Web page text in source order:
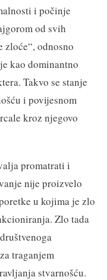
i počinje
od svih
zloće“, odnosno
kao dominantno
Takvo se stanje
i povijesnom
kroz njegovo
promatrati i
nije proizvelo
u kojima je zlo
Zlo tada
traganjem
stvarnošću.